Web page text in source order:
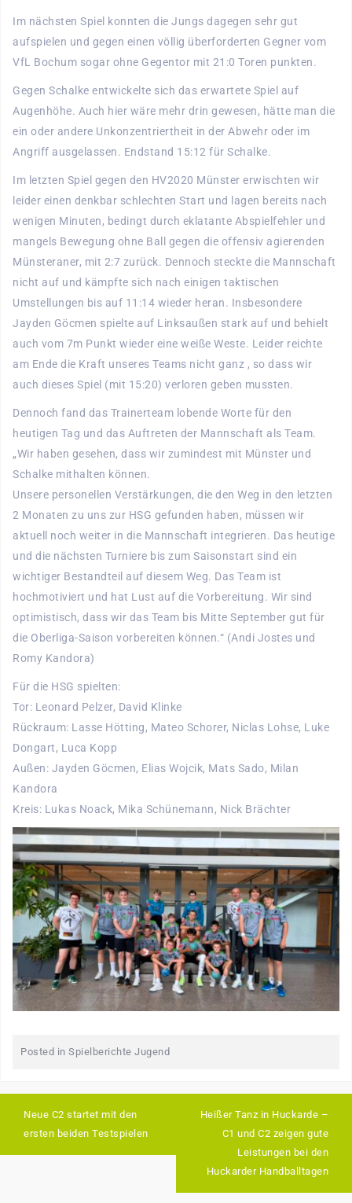
Im nächsten Spiel konnten die Jungs dagegen sehr gut
aufspielen und gegen einen völlig überforderten Gegner vom
VfL Bochum sogar ohne Gegentor mit 21:0 Toren punkten.
Gegen Schalke entwickelte sich das erwartete Spiel auf
Augenhöhe. Auch hier wäre mehr drin gewesen, hätte man die
ein oder andere Unkonzentriertheit in der Abwehr oder im
Angriff ausgelassen. Endstand 15:12 für Schalke.
Im letzten Spiel gegen den HV2020 Münster erwischten wir
leider einen denkbar schlechten Start und lagen bereits nach
wenigen Minuten, bedingt durch eklatante Abspielfehler und
mangels Bewegung ohne Ball gegen die offensiv agierenden
Münsteraner, mit 2:7 zurück. Dennoch steckte die Mannschaft
nicht auf und kämpfte sich nach einigen taktischen
Umstellungen bis auf 11:14 wieder heran. Insbesondere
Jayden Göcmen spielte auf Linksaußen stark auf und behielt
auch vom 7m Punkt wieder eine weiße Weste. Leider reichte
am Ende die Kraft unseres Teams nicht ganz , so dass wir
auch dieses Spiel (mit 15:20) verloren geben mussten.
Dennoch fand das Trainerteam lobende Worte für den
heutigen Tag und das Auftreten der Mannschaft als Team.
„Wir haben gesehen, dass wir zumindest mit Münster und
Schalke mithalten können.
Unsere personellen Verstärkungen, die den Weg in den letzten
2 Monaten zu uns zur HSG gefunden haben, müssen wir
aktuell noch weiter in die Mannschaft integrieren. Das heutige
und die nächsten Turniere bis zum Saisonstart sind ein
wichtiger Bestandteil auf diesem Weg. Das Team ist
hochmotiviert und hat Lust auf die Vorbereitung. Wir sind
optimistisch, dass wir das Team bis Mitte September gut für
die Oberliga-Saison vorbereiten können.“ (Andi Jostes und
Romy Kandora)
Für die HSG spielten:
Tor: Leonard Pelzer, David Klinke
Rückraum: Lasse Hötting, Mateo Schorer, Niclas Lohse, Luke
Dongart, Luca Kopp
Außen: Jayden Göcmen, Elias Wojcik, Mats Sado, Milan
Kandora
Kreis: Lukas Noack, Mika Schünemann, Nick Brächter
Posted in Spielberichte Jugend
Neue C2 startet mit den
ersten beiden Testspielen
Heißer Tanz in Huckarde –
C1 und C2 zeigen gute
Leistungen bei den
Huckarder Handballtagen